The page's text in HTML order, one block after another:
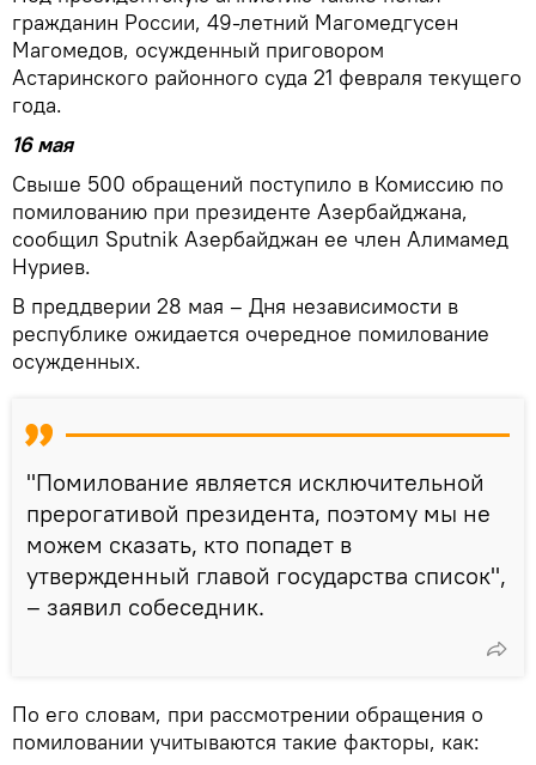
гражданин России, 49-летний Магомедгусен
Магомедов, осужденный приговором
Астаринского районного суда 21 февраля текущего
года.
16 мая
Свыше 500 обращений поступило в Комиссию по
помилованию при президенте Азербайджана,
сообщил Sputnik Азербайджан ее член Алимамед
Нуриев.
В преддверии 28 мая – Дня независимости в
республике ожидается очередное помилование
осужденных.
"Помилование является исключительной
прерогативой президента, поэтому мы не
можем сказать, кто попадет в
утвержденный главой государства список",
– заявил собеседник.
По его словам, при рассмотрении обращения о
помиловании учитываются такие факторы, как: